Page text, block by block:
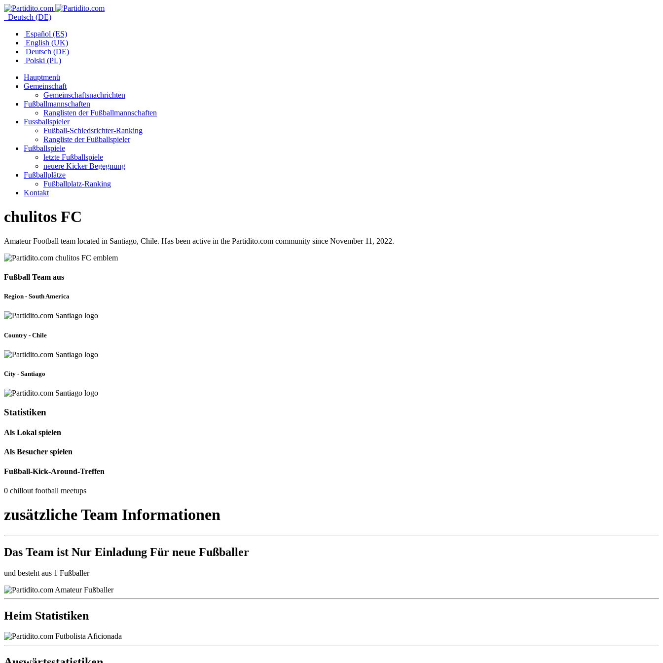
Deutsch (DE)
Español (ES)
English (UK)
Deutsch (DE)
Polski (PL)
Hauptmenü
Gemeinschaft
Gemeinschaftsnachrichten
Fußballmannschaften
Ranglisten der Fußballmannschaften
Fussballspieler
Fußball-Schiedsrichter-Ranking
Rangliste der Fußballspieler
Fußballspiele
letzte Fußballspiele
neuere Kicker Begegnung
Fußballplätze
Fußballplatz-Ranking
Kontakt
chulitos FC
Amateur Football team located in Santiago, Chile. Has been active in the Partidito.com community since November 11, 2022.
Fußball Team aus
Region - South America
Country - Chile
City - Santiago
Statistiken
Als Lokal spielen
Als Besucher spielen
Fußball-Kick-Around-Treffen
0 chillout football meetups
zusätzliche Team Informationen
Das Team ist Nur Einladung Für neue Fußballer
und besteht aus 1 Fußballer
Heim Statistiken